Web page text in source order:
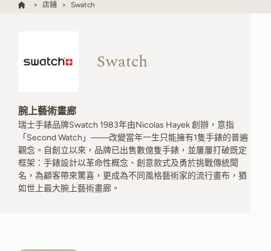
店鋪 Swatch
Swatch
腕上藝術畫廊
瑞士手錶品牌Swatch 1983年由Nicolas Hayek 創辦，意指
「Second Watch」——改變當年一生只能擁有1隻手錶的普遍
觀念。自創立以來，品牌已出售數億隻手錶，並屢屢打破既定
框架：手錶設計以革命性概念、創意款式及勇於挑戰傳統聞
名，為顧客帶來驚喜，更成為不同風格藝術家的流行畫布，猶
如世上最大腕上藝術畫廊。